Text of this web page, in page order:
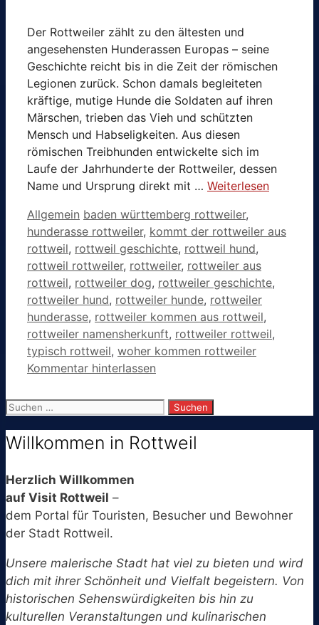
Der Rottweiler zählt zu den ältesten und
angesehensten Hunderassen Europas – seine
Geschichte reicht bis in die Zeit der römischen
Legionen zurück. Schon damals begleiteten
kräftige, mutige Hunde die Soldaten auf ihren
Märschen, trieben das Vieh und schützten
Mensch und Habseligkeiten. Aus diesen
römischen Treibhunden entwickelte sich im
Laufe der Jahrhunderte der Rottweiler, dessen
Name und Ursprung direkt mit … Weiterlesen
Kategorien
Allgemein Schlagwörter
baden württemberg rottweiler,
hunderasse rottweiler, kommt der rottweiler aus
rottweil, rottweil geschichte, rottweil hund,
rottweil rottweiler, rottweiler, rottweiler aus
rottweil, rottweiler dog, rottweiler geschichte,
rottweiler hund, rottweiler hunde, rottweiler
hunderasse, rottweiler kommen aus rottweil,
rottweiler namensherkunft, rottweiler rottweil,
typisch rottweil, woher kommen rottweiler
Kommentar hinterlassen
Suchen
Willkommen in Rottweil
Herzlich Willkommen
auf Visit Rottweil –
dem Portal für Touristen, Besucher und Bewohner
der Stadt Rottweil.
Unsere malerische Stadt hat viel zu bieten und wird
dich mit ihrer Schönheit und Vielfalt begeistern. Von
historischen Sehenswürdigkeiten bis hin zu
kulturellen Veranstaltungen und kulinarischen